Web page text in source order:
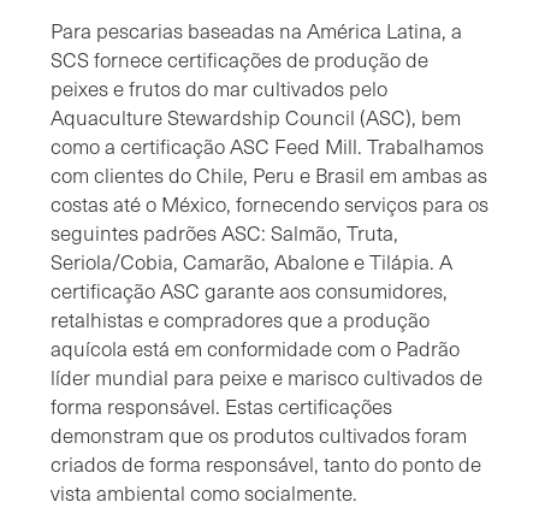
Para pescarias baseadas na América Latina, a
SCS fornece certificações de produção de
peixes e frutos do mar cultivados pelo
Aquaculture Stewardship Council (ASC), bem
como a certificação ASC Feed Mill. Trabalhamos
com clientes do Chile, Peru e Brasil em ambas as
costas até o México, fornecendo serviços para os
seguintes padrões ASC: Salmão, Truta,
Seriola/Cobia, Camarão, Abalone e Tilápia. A
certificação ASC garante aos consumidores,
retalhistas e compradores que a produção
aquícola está em conformidade com o Padrão
líder mundial para peixe e marisco cultivados de
forma responsável. Estas certificações
demonstram que os produtos cultivados foram
criados de forma responsável, tanto do ponto de
vista ambiental como socialmente.